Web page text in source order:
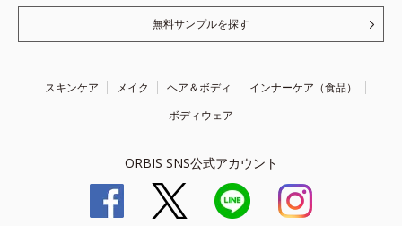
無料サンプルを探す
スキンケア メイク ヘア＆ボディ
インナーケア（食品）
ボディウェア
ORBIS SNS公式アカウント